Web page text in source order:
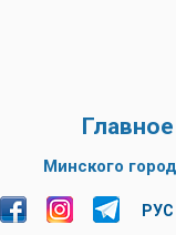
Минского
РУС